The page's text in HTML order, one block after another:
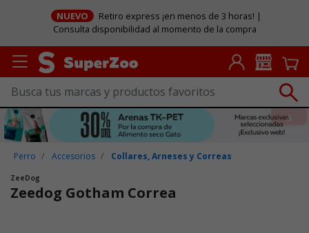
NUEVO
Retiro express ¡en menos de 3 horas! |
Consulta disponibilidad al momento de la compra
Perro Accesorios Collares, Arneses y Correas
ZeeDog
Zeedog Gotham Correa